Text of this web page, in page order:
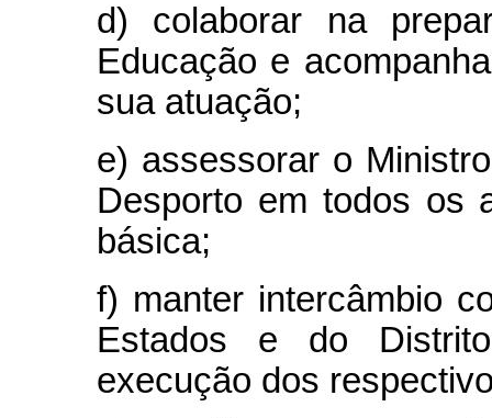
d) colaborar na
Educação e
sua atuação;
e) assessorar o
Desporto em todos os
básica;
f) manter intercâmbio
Estados e do
execução dos